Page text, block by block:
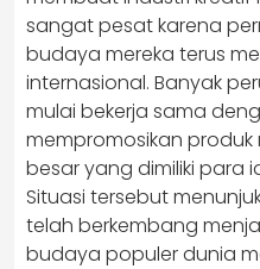
sangat pesat karena
budaya mereka terus
internasional. Banyak
mulai bekerja sama
mempromosikan
besar yang dimiliki para
Situasi tersebut
telah berkembang
budaya populer dunia